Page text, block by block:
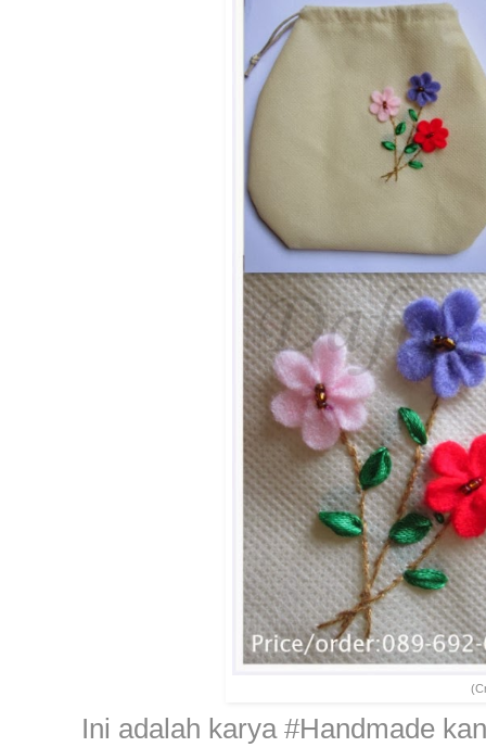
Ini adalah karya #Handmade